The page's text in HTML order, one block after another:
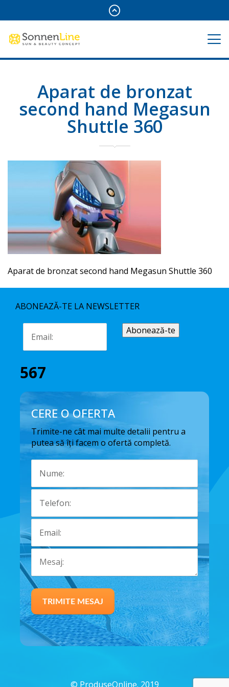
Aparat de bronzat
second hand Megasun
Shuttle 360
Aparat de bronzat second hand Megasun Shuttle 360
ABONEAZĂ-TE LA NEWSLETTER
567
CERE O OFERTA
Trimite-ne cât mai multe detalii pentru a
putea să îți facem o ofertă completă.
© ProduseOnline. 2019